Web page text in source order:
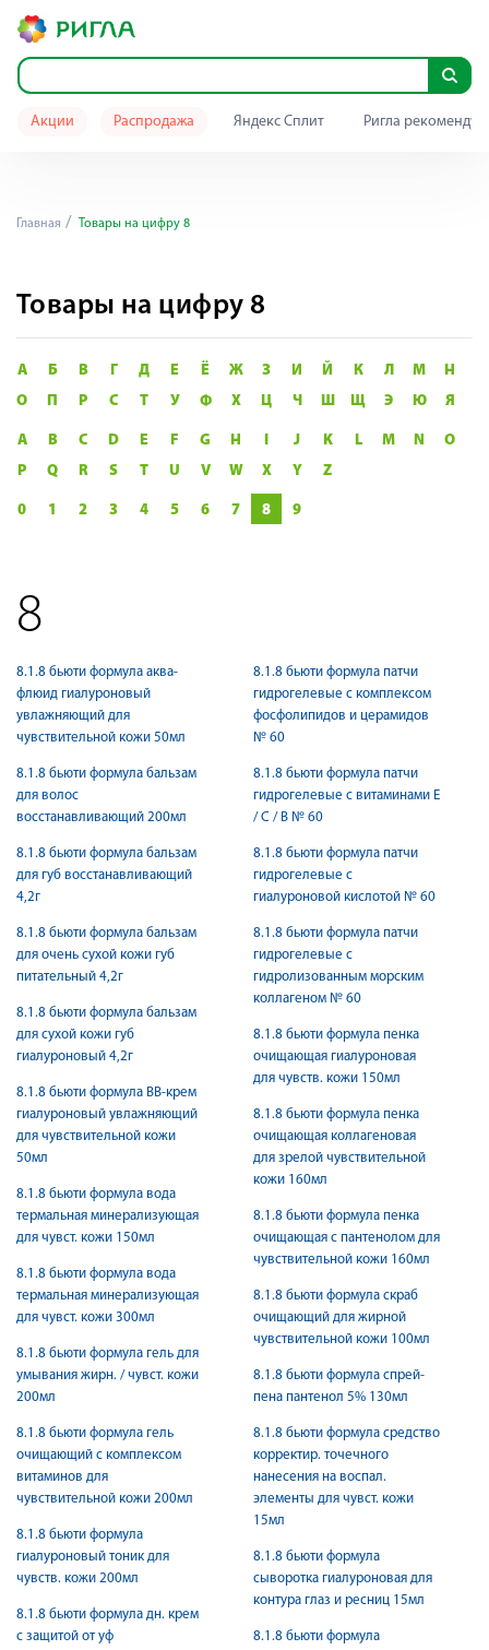
Акции Распродажа Яндекс Сплит Ригла
Главная Товары на цифру 8
Товары на цифру 8
А Б В Г Д Е Ё Ж З И Й К Л М
Н
О
П Р С Т У Ф Х Ц Ч Ш Щ Э Ю Я
A B C D E F G H I J K L M N
O
P
Q R S T U V W X Y Z
0 1 2 3 4 5 6 7 8 9
8
8.1.8 бьюти формула аква-
флюид гиалуроновый
увлажняющий для
чувствительной кожи 50мл
8.1.8 бьюти формула бальзам
для волос
восстанавливающий 200мл
8.1.8 бьюти формула бальзам
для губ восстанавливающий
4,2г
8.1.8 бьюти формула бальзам
для очень сухой кожи губ
питательный 4,2г
8.1.8 бьюти формула бальзам
для сухой кожи губ
гиалуроновый 4,2г
8.1.8 бьюти формула ВВ-крем
гиалуроновый увлажняющий
для чувствительной кожи
50мл
8.1.8 бьюти формула вода
термальная минерализующая
для чувст. кожи 150мл
8.1.8 бьюти формула вода
термальная минерализующая
для чувст. кожи 300мл
8.1.8 бьюти формула гель для
умывания жирн. / чувст. кожи
200мл
8.1.8 бьюти формула гель
очищающий с комплексом
витаминов для
чувствительной кожи 200мл
8.1.8 бьюти формула
гиалуроновый тоник для
чувств. кожи 200мл
8.1.8 бьюти формула дн. крем
с защитой от уф
8.1.8 бьюти формула патчи
гидрогелевые c комплексом
фосфолипидов и церамидов
№ 60
8.1.8 бьюти формула патчи
гидрогелевые с витаминами Е
/ С / В № 60
8.1.8 бьюти формула патчи
гидрогелевые с
гиалуроновой кислотой № 60
8.1.8 бьюти формула патчи
гидрогелевые с
гидролизованным морским
коллагеном № 60
8.1.8 бьюти формула пенка
очищающая гиалуроновая
для чувств. кожи 150мл
8.1.8 бьюти формула пенка
очищающая коллагеновая
для зрелой чувствительной
кожи 160мл
8.1.8 бьюти формула пенка
очищающая с пантенолом для
чувствительной кожи 160мл
8.1.8 бьюти формула скраб
очищающий для жирной
чувствительной кожи 100мл
8.1.8 бьюти формула спрей-
пена пантенол 5% 130мл
8.1.8 бьюти формула средство
корректир. точечного
нанесения на воспал.
элементы для чувст. кожи
15мл
8.1.8 бьюти формула
сыворотка гиалуроновая для
контура глаз и ресниц 15мл
8.1.8 бьюти формула